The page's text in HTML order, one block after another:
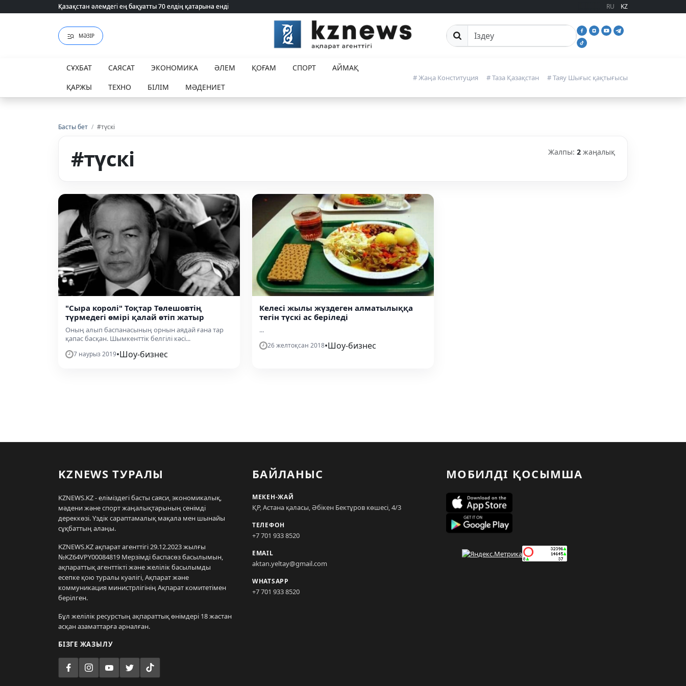
Қазақстан әлемдегі ең бақуатты 70 елдің қатарына енді
Қазақстан әлемдегі ең бақуатты 70 елдің қатарына енді RU KZ
МӘЗІР Сайттан іздеу
СҰХБАТ САЯСАТ ЭКОНОМИКА ӘЛЕМ ҚОҒАМ СПОРТ
АЙМАҚ
ҚАРЖЫ
ТЕХНО БІЛІМ МӘДЕНИЕТ
# Жаңа Конституция # Таза Қазақстан # Таяу Шығыс қақтығысы
Басты бет / #түскі
#түскі Жалпы: 2 жаңалық
"Сыра королі" Тоқтар Төлешовтің
түрмедегі өмірі қалай өтіп жатыр
Оның алып баспанасының орнын аядай ғана тар
қапас басқан. Шымкенттік белгілі кәсі...
7 наурыз 2019•Шоу-бизнес
Келесі жылы жүздеген алматылыққа
тегін түскі ас беріледі
...
26 желтоқсан 2018•Шоу-бизнес
KZNEWS ТУРАЛЫ
KZNEWS.KZ - еліміздегі басты саяси, экономикалық,
мәдени және спорт жаңалықтарының сенімді
дереккөзі. Үздік сараптамалық мақала мен шынайы
сұқбаттың алаңы.
KZNEWS.KZ ақпарат агенттігі 29.12.2023 жылғы
№KZ64VPY00084819 Мерзімді баспасөз басылымын,
ақпараттық агенттікті және желілік басылымды
есепке қою туралы куәлігі, Ақпарат және
коммуникация министрлігінің Ақпарат комитетімен
берілген.
Бұл желілік ресурстың ақпараттық өнімдері 18 жастан
асқан азаматтарға арналған.
БІЗГЕ ЖАЗЫЛУ
БАЙЛАНЫС
МЕКЕН-ЖАЙ
ҚР, Астана қаласы, Әбікен Бектұров көшесі, 4/3
ТЕЛЕФОН
+7 701 933 8520
EMAIL
aktan.yeltay@gmail.com
WHATSAPP
+7 701 933 8520
МОБИЛДІ ҚОСЫМША